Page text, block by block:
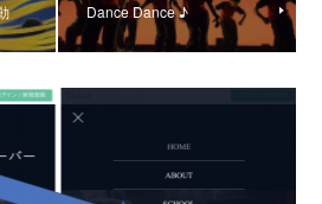
Dance Dance ♪